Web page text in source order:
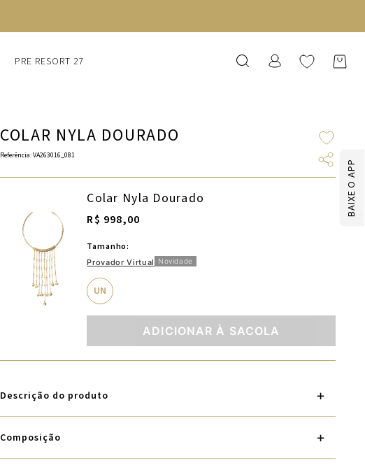
BAIXE O APP
PRE RESORT 27
COLAR NYLA DOURADO
Referência:VA263016_081
Colar Nyla Dourado
R$ 998,00
Tamanho:
Provador Virtual Novidade
UN
ADICIONAR À SACOLA
Descrição do produto
Composição